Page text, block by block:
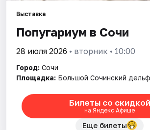
Выставка
Попугариум в Сочи
28 июля 2026 • вторник • 10:00
Город: Сочи
Площадка: Большой Сочинский
Билеты со скидкой
на Яндекс Афише
Еще билеты